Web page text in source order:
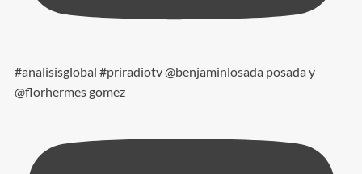
#analisisglobal #priradiotv @benjaminlosada posada y
@florhermes gomez